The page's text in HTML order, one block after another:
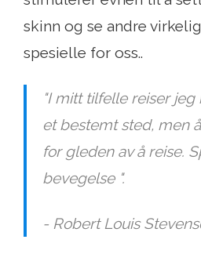
skinn og se andre
spesielle for oss..
"I mitt tilfelle reiser jeg
et bestemt sted, men
for gleden av å reise.
bevegelse ".
- Robert Louis